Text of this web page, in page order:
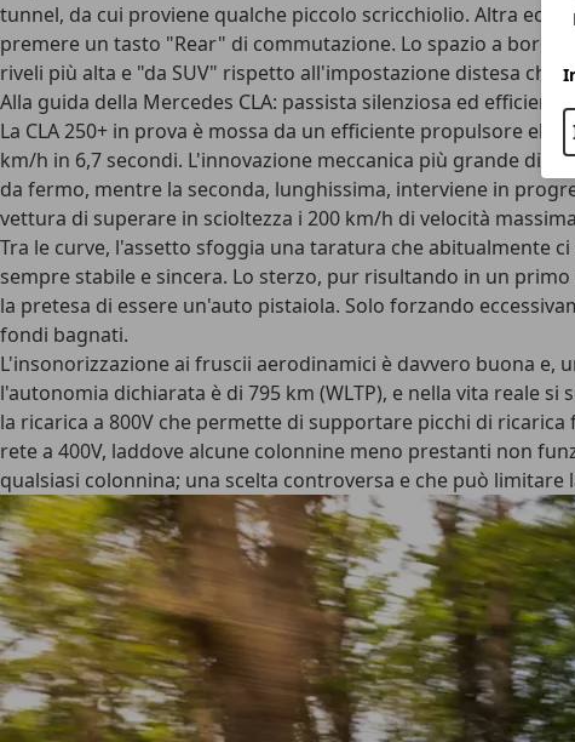
tunnel, da cui proviene qualche piccolo scricchiolio. Altra
premere un tasto "Rear" di commutazione. Lo spazio a bordo
riveli più alta e "da SUV" rispetto all'impostazione distesa che
Alla guida della Mercedes CLA: passista silenziosa ed
La CLA 250+ in prova è mossa da un efficiente propulsore
km/h in 6,7 secondi. L'innovazione meccanica più grande di
da fermo, mentre la seconda, lunghissima, interviene in
vettura di superare in scioltezza i 200 km/h di velocità
Tra le curve, l'assetto sfoggia una taratura che abitualmente
sempre stabile e sincera. Lo sterzo, pur risultando in un
la pretesa di essere un'auto pistaiola. Solo forzando
fondi bagnati.
L'insonorizzazione ai fruscii aerodinamici è davvero buona e,
l'autonomia dichiarata è di 795 km (WLTP), e nella vita reale
la ricarica a 800V che permette di supportare picchi di ricarica
rete a 400V, laddove alcune colonnine meno prestanti non
qualsiasi colonnina; una scelta controversa e che può